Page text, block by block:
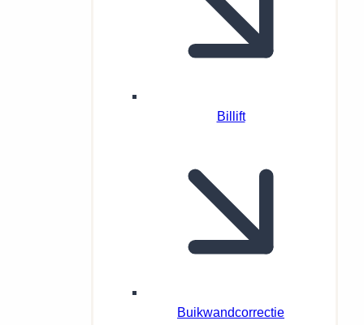
Billift
Buikwandcorrectie